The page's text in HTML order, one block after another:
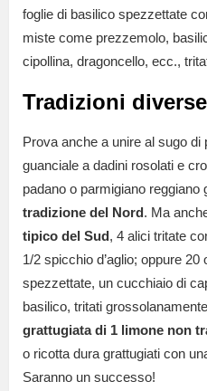
foglie di basilico spezzettate
miste come prezzemolo,
cipollina, dragoncello, ecc.,
Tradizioni diverse
Prova anche a unire al sugo
guanciale a dadini rosolati e
padano o parmigiano reggiano
tradizione del Nord. Ma
tipico del Sud, 4 alici tritate
1/2 spicchio d’aglio; oppure
spezzettate, un cucchiaio di
basilico, tritati
grattugiata di 1 limone non
o ricotta dura grattugiati con
Saranno un successo!